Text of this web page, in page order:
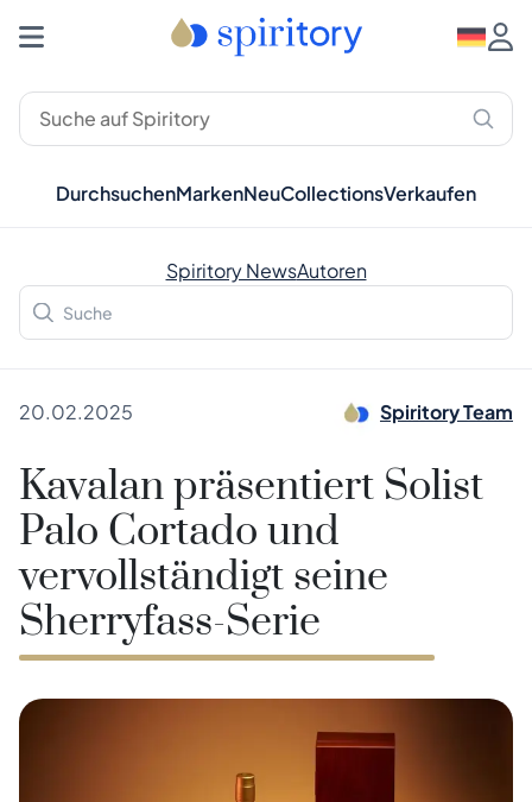
DurchsuchenMarkenNeuCollectionsVerkaufen
Spiritory NewsAutoren
20.02.2025 Spiritory Team
Kavalan präsentiert Solist
Palo Cortado und
vervollständigt seine
Sherryfass-Serie